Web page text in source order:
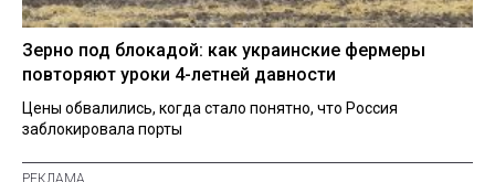
Зерно под блокадой: как украинские фермеры
повторяют уроки 4-летней давности
Цены обвалились, когда стало понятно, что Россия
заблокировала порты